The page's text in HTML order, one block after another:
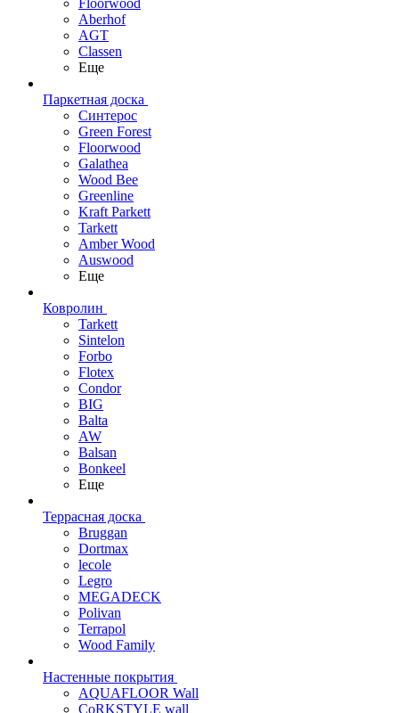
Floorwood
Aberhof
AGT
Classen
Еще
Паркетная доска
Синтерос
Green Forest
Floorwood
Galathea
Wood Bee
Greenline
Kraft Parkett
Tarkett
Amber Wood
Auswood
Еще
Ковролин
Tarkett
Sintelon
Forbo
Flotex
Condor
BIG
Balta
AW
Balsan
Bonkeel
Еще
Террасная доска
Bruggan
Dortmax
lecole
Legro
MEGADECK
Polivan
Terrapol
Wood Family
Настенные покрытия
AQUAFLOOR Wall
CoRKSTYLE wall